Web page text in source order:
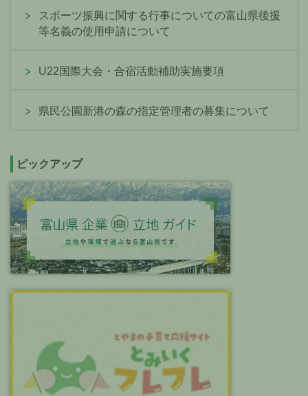
スポーツ振興に関する行事についての富山県後援
等名義の使用申請について
U22国際大会・合宿活動補助実施要項
県民公園新港の森の指定管理者の募集について
ピックアップ